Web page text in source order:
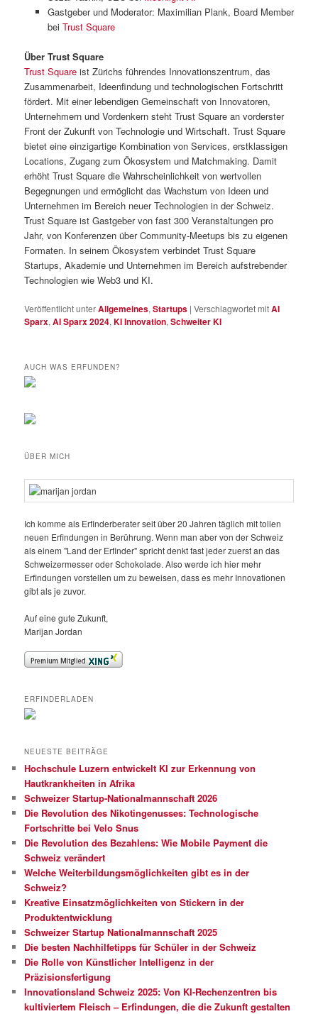
Gastgeber und Moderator: Maximilian Plank, Board Member
bei Trust Square
Über Trust Square
Trust Square ist Zürichs führendes Innovationszentrum, das
Zusammenarbeit, Ideenfindung und technologischen Fortschritt
fördert. Mit einer lebendigen Gemeinschaft von Innovatoren,
Unternehmern und Vordenkern steht Trust Square an vorderster
Front der Zukunft von Technologie und Wirtschaft. Trust Square
bietet eine einzigartige Kombination von Services, erstklassigen
Locations, Zugang zum Ökosystem und Matchmaking. Damit
erhöht Trust Square die Wahrscheinlichkeit von wertvollen
Begegnungen und ermöglicht das Wachstum von Ideen und
Unternehmen im Bereich neuer Technologien in der Schweiz.
Trust Square ist Gastgeber von fast 300 Veranstaltungen pro
Jahr, von Konferenzen über Community-Meetups bis zu eigenen
Formaten. In seinem Ökosystem verbindet Trust Square
Startups, Akademie und Unternehmen im Bereich aufstrebender
Technologien wie Web3 und KI.
Veröffentlicht unterAllgemeines,Startups |Verschlagwortet mitAI
Sparx,AI Sparx 2024,KI Innovation,Schweiter KI
AUCH WAS ERFUNDEN?
ÜBER MICH
Ich komme als Erfinderberater seit über 20 Jahren täglich mit tollen
neuen Erfindungen in Berührung. Wenn man aber von der Schweiz
als einem "Land der Erfinder" spricht denkt fast jeder zuerst an das
Schweizermesser oder Schokolade. Also werde ich hier mehr
Erfindungen vorstellen um zu beweisen, dass es mehr Innovationen
gibt als je zuvor.
Auf eine gute Zukunft,
Marijan Jordan
ERFINDERLADEN
NEUESTE BEITRÄGE
Hochschule Luzern entwickelt KI zur Erkennung von
Hautkrankheiten in Afrika
Schweizer Startup-Nationalmannschaft 2026
Die Revolution des Nikotingenusses: Technologische
Fortschritte bei Velo Snus
Die Revolution des Bezahlens: Wie Mobile Payment die
Schweiz verändert
Welche Weiterbildungsmöglichkeiten gibt es in der
Schweiz?
Kreative Einsatzmöglichkeiten von Stickern in der
Produktentwicklung
Schweizer Startup Nationalmannschaft 2025
Die besten Nachhilfetipps für Schüler in der Schweiz
Die Rolle von Künstlicher Intelligenz in der
Präzisionsfertigung
Innovationsland Schweiz 2025: Von KI-Rechenzentren bis
kultiviertem Fleisch – Erfindungen, die die Zukunft gestalten